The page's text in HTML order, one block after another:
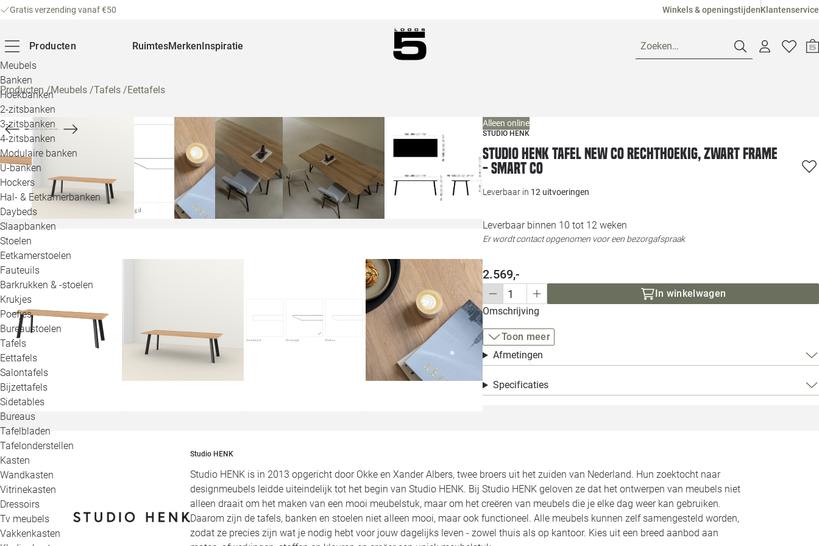
Gratis verzending vanaf €50 Winkels & openingstijdenKlantenservice
Producten
Meubels
Banken
Hoekbanken
2-zitsbanken
3-zitsbanken
4-zitsbanken
Modulaire banken
U-banken
Hockers
Hal- & Eetkamerbanken
Daybeds
Slaapbanken
Stoelen
Eetkamerstoelen
Fauteuils
Barkrukken & -stoelen
Krukjes
Poefjes
Bureaustoelen
Tafels
Eettafels
Salontafels
Bijzettafels
Sidetables
Bureaus
Tafelbladen
Tafelonderstellen
Kasten
Wandkasten
Vitrinekasten
Dressoirs
Tv meubels
Vakkenkasten
RuimtesMerkenInspiratie Zoeken…
Veelgestelde vragen
Loods 5
Loods 5
Alle
Producten/Meubels /Tafels /Eettafels
Alleen online
STUDIO HENK
Studio HENK tafel New Co Rechthoekig, zwart frame
- Smart Co
Leverbaar in 12 uitvoeringen
Leverbaar binnen 10 tot 12 weken
Er wordt contact opgenomen voor een bezorgafspraak
2.569,-
In winkelwagen
Omschrijving
Toon meer
Afmetingen
Specificaties
Studio HENK
Studio HENK is in 2013 opgericht door Okke en Xander Albers, twee broers uit het zuiden van Nederland. Hun zoektocht naar
designmeubels leidde uiteindelijk tot het begin van Studio HENK. Bij Studio HENK geloven ze dat het ontwerpen van meubels niet
alleen draait om het maken van een mooi meubelstuk, maar om het creëren van meubels die je elke dag weer kan gebruiken.
Daarom zijn de tafels, banken en stoelen niet alleen mooi, maar ook functioneel. Alle meubels kunnen zelf samengesteld worden,
zodat ze precies zijn wat je nodig hebt voor jouw dagelijks leven - zowel thuis als op kantoor. Kies uit een breed aanbod aan